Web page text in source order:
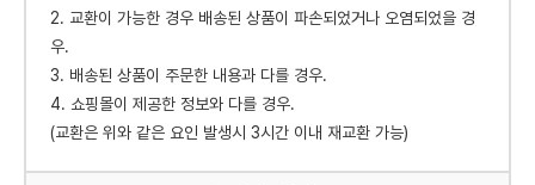
2. 교환이 가능한 경우 배송된 상품이 파손되었거나 오염되었을 경
우.
3. 배송된 상품이 주문한 내용과 다를 경우.
4. 쇼핑몰이 제공한 정보와 다를 경우.
(교환은 위와 같은 요인 발생시 3시간 이내 재교환 가능)